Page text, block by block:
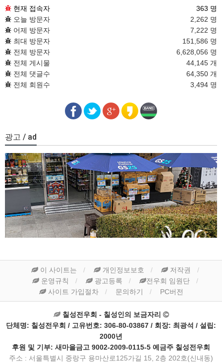
현재 접속자
363 명
오늘 방문자
2,262 명
어제 방문자
7,222 명
최대 방문자
151,586 명
전체 방문자
6,628,056 명
전체 게시물
44,145 개
전체 댓글수
64,350 개
전체 회원수
3,494 명
광고 / ad
이 사이트는 개인정보보호
저작권
운영규칙
광고등록
전우회 임원단
사이트 가입절차
문의하기 PC버전
칠성전우회 - 칠성인의 보금자리
단체명: 칠성전우회 / 고유번호: 306-80-03867 / 회장: 최광석 / 설립:
2000년
후원 및 기부: 새마을금고 9002-2009-0115-5 예금주 칠성전우회
주소 : 서울특별시 중랑구 용마산로125가길 15, 2층 202호(신내동)